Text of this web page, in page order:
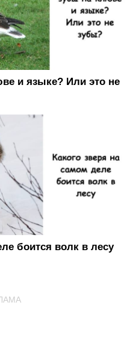
и языке? Или это не
боится волк в лесу